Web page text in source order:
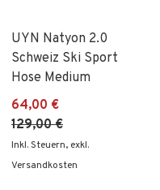
UYN Natyon 2.0
Schweiz Ski Sport
Hose Medium
64,00 €
129,00 €
Inkl. Steuern, exkl.
Versandkosten